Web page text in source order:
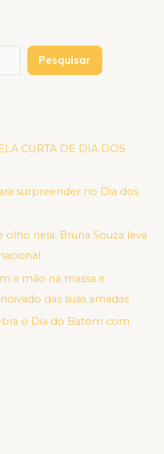
Pesquisar
CURTA DE DIA DOS
surpreender no Dia dos
nela: Bruna Souza leva
a mão na massa e
das suas amadas
o Dia do Batom com